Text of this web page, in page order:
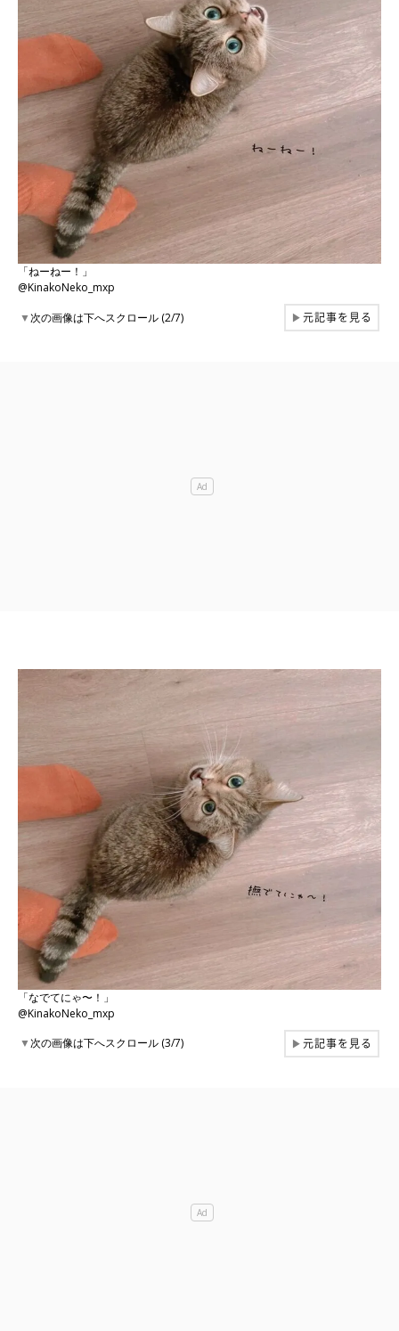
「ねーねー！」
@KinakoNeko_mxp
▼次の画像は下へスクロール (2/7) ▶元記事を見る
「なでてにゃ〜！」
@KinakoNeko_mxp
▼次の画像は下へスクロール (3/7) ▶元記事を見る